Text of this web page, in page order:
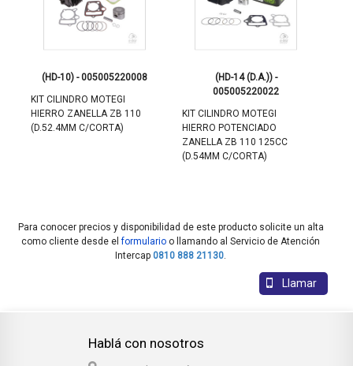
(HD-10) - 005005220008
KIT CILINDRO MOTEGI
HIERRO ZANELLA ZB 110
(D.52.4MM C/CORTA)
(HD-14 (D.A.)) -
005005220022
KIT CILINDRO MOTEGI
HIERRO POTENCIADO
ZANELLA ZB 110 125CC
(D.54MM C/CORTA)
Para conocer precios y disponibilidad de este producto solicite un alta
como cliente desde elformulario o llamando al Servicio de Atención
Intercap 0810 888 21130
Llamar
Hablá con nosotros